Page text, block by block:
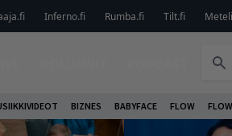
Inferno.fi Rumba.fi Tilt.fi
BIZNES BABYFACE FLOW